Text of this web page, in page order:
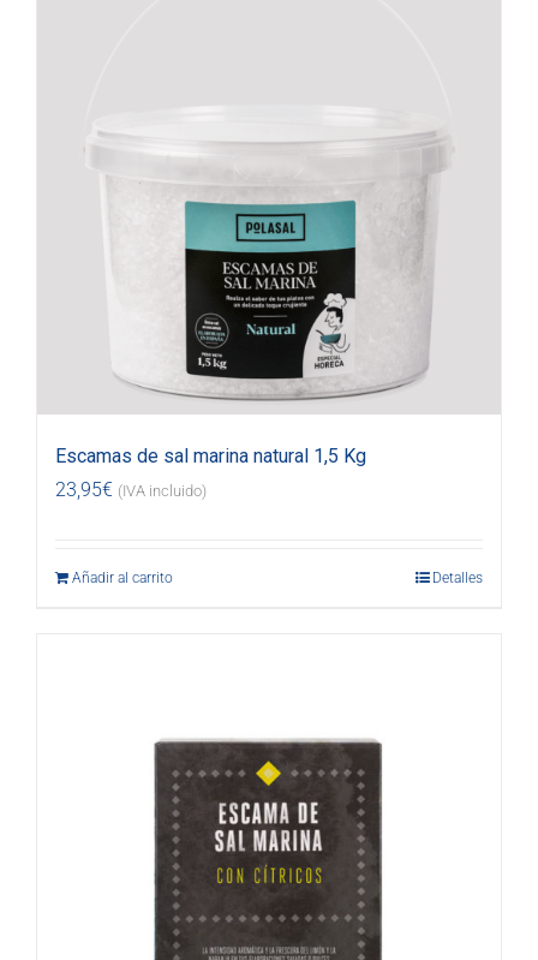
Escamas de sal marina natural 1,5 Kg
23,95€ (IVA incluido)
Añadir al carrito Detalles